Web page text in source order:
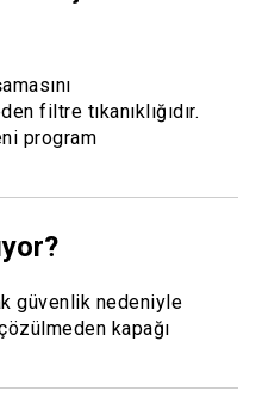
filtre tıkanıklığıdır.
program
güvenlik nedeniyle
kapağı